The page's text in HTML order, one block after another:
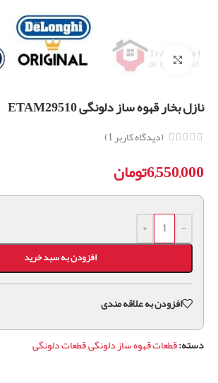
برای بزرگنمایی کلیک کنید
نازل بخار قهوه ساز دلونگی ETAM29510
(دیدگاه کاربر1
)
6,550,000تومان
-
+
افزودن به سبد خرید
افزودن به علاقه مندی
دسته:قطعات قهوه ساز دلونگی,قطعات دلونگی